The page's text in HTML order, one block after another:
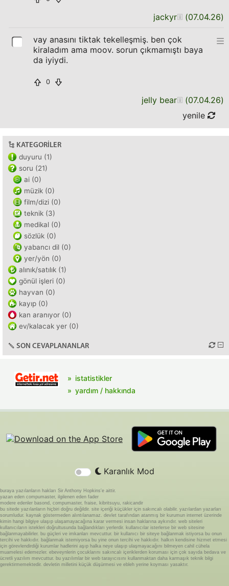
jackyr (07.04.26)
vay anasını tiktak tekelleşmiş. ben çok
kiraladım ama moov. sorun çıkmamıştı baya
da iyiydi.
0
jelly bear (07.04.26)
yenile
KATEGORILER
duyuru (1)
soru (21)
ai (0)
müzik (0)
film/dizi (0)
teknik (3)
medikal (0)
sözlük (0)
yabancı dil (0)
yer/yön (0)
alınık/satılık (1)
gönül işleri (0)
hayvan (0)
kayıp (0)
kan aranıyor (0)
ev/kalacak yer (0)
SON CEVAPLANANLAR
istatistikler
yardım / hakkında
Karanlık Mod
buraya yazılanların hakları Sir Anthony Hopkins'e aittir.
yazan eden compumaster, ilgilenen eden fader
modere edenler basond, compumaster, fraise, kibritsuyu, rakicandir
bu sitede yazılanların hiçbiri doğru değildir. site içeriği küçükler için sakıncalı olabilir. yazılardan yazarları
sorumludur. kaynak göstermeden alıntılanamaz. devlet tarafından atanmış bir kurumun internet üzerinde
kimin hangi bilgiye ulaşıp ulaşamayacağına karar vermesi insan haklarına aykırıdır. web siteleri
kullanıcıların istekleri doğrultusunda bağlandıkları yerlerdir. kullanıcılar isterlerse bir web sitesine
bağlanmayabilirler. bu güçleri ve imkanları mevcuttur. bir kullanıcı bir siteye bağlanmak istiyorsa bu onun
tercihi ve hakkıdır. bağlanmak istemiyorsa bu yine onun tercihi ve hakkıdır. halkın kendisine hizmet etmesi
için görevlendirdiği kurumlar hadlerini aşıp halka neye ulaşıp ulaşmayacağını bilmeyen cahil cühela
muamelesi edemezler. ebeveynlerin çocuklarını sakıncalı içeriklerden koruması için çok sayıda bedava ve
ücretli yazılım mevcuttur. bu yazılımlar bir web tarayıcısını kullanmaktan daha karmaşık teknik bilgi
gerektirmemektedir. devletin milletini küçük düşürmesi ve ebleh yerine koyması yasaktır.